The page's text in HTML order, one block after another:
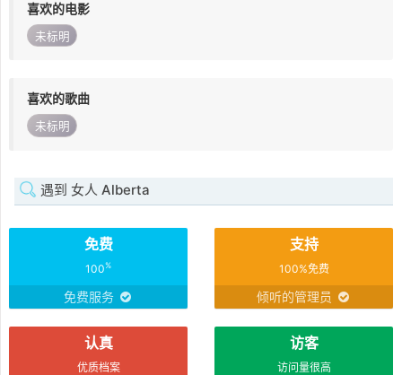
喜欢的电影
未标明
喜欢的歌曲
未标明
遇到 女人 Alberta
免费
100%
免费服务
支持
100%免费
倾听的管理员
认真
优质档案
访客
访问量很高